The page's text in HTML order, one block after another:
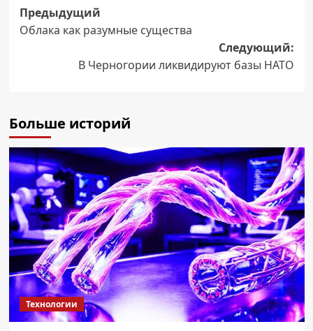
Навигация
записи
Предыдущий
Облака как разумные существа
Следующий:
В Черногории ликвидируют базы НАТО
Больше историй
Технологии